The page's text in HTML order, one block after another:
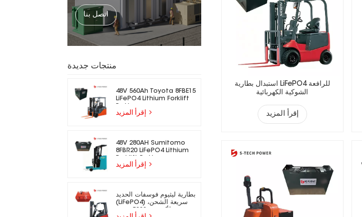
اتصل بنا
منتجات جديدة
48V 560Ah Toyota 8FBE15
LiFePO4 Lithium Forklift
48V 280AH Sumitomo
8FBR20 LiFePO4 Lithium
بطارية ليثيوم فوسفات الحديد
(LiFePO4) سريعة الشحن،
استبدال بطارية LiFePO4 للرافعة
الشوكية الكهربائية
إقرأ المزيد